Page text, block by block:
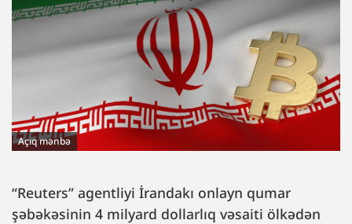
Açıq mənbə
“Reuters” agentliyi İrandakı onlayn qumar
şəbəkəsinin 4 milyard dollarlıq vəsaiti ölkədən